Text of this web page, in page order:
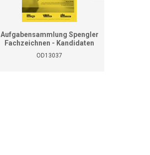
Aufgabensammlung Spengler
Fachzeichnen - Kandidaten
OD13037